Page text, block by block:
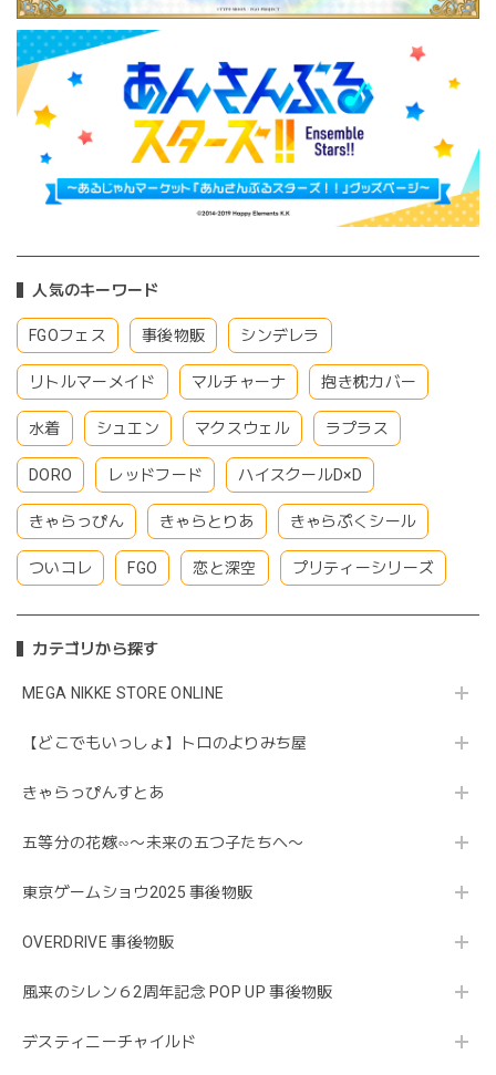
人気のキーワード
FGOフェス 事後物販 シンデレラ
リトルマーメイド マルチャーナ 抱き枕カバー
水着 シュエン マクスウェル ラプラス
DORO レッドフード ハイスクールD×D
きゃらっぴん きゃらとりあ きゃらぷくシール
ついコレ FGO 恋と深空 プリティーシリーズ
カテゴリから探す
MEGA NIKKE STORE ONLINE
【どこでもいっしょ】トロのよりみち屋
きゃらっぴんすとあ
五等分の花嫁∽〜未来の五つ子たちへ〜
東京ゲームショウ2025 事後物販
OVERDRIVE 事後物販
風来のシレン６2周年記念 POP UP 事後物販
デスティニーチャイルド